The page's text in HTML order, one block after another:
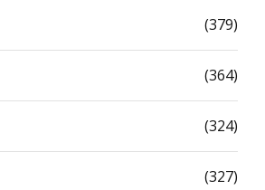
(379)
(364)
(324)
(327)